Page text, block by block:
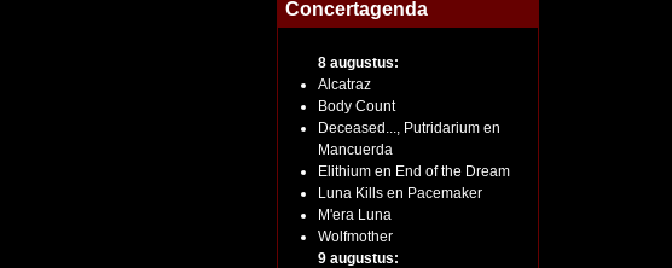
Concertagenda
8 augustus:
Alcatraz
Body Count
Deceased..., Putridarium en
Mancuerda
Elithium en End of the Dream
Luna Kills en Pacemaker
M'era Luna
Wolfmother
9 augustus: